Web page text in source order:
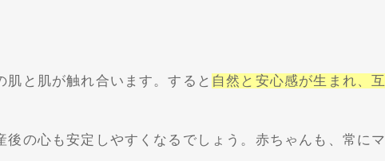
と肌が触れ合います。すると 自然と安心感が生まれ、互
の心も安定しやすくなるでしょう。赤ちゃんも、常にマ